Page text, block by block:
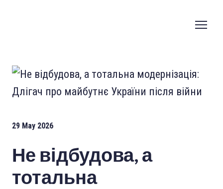
29 May 2026
Не відбудова, а
тотальна